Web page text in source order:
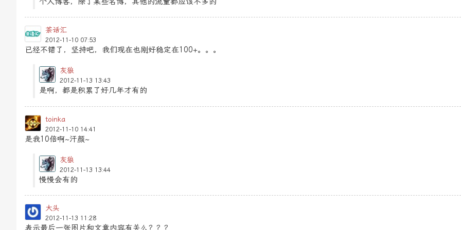
茶话汇
2012-11-10 07:53
已经不错了，坚持吧，我们现在也刚好稳定在100+。。。
灰狼
2012-11-13 13:43
是啊，都是积累了好几年才有的
toinka
2012-11-10 14:41
是我10倍啊~汗颜~
灰狼
2012-11-13 13:44
慢慢会有的
大头
2012-11-13 11:28
表示最后一张图片和文章内容有关么？？？